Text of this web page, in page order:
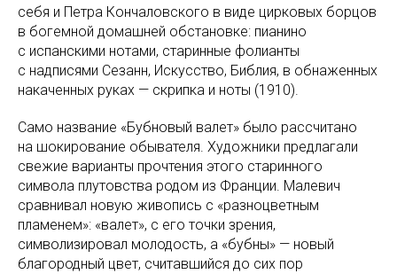
себя и Петра Кончаловского в виде цирковых борцов
в богемной домашней обстановке: пианино
с испанскими нотами, старинные фолианты
с надписями Сезанн, Искусство, Библия, в обнаженных
накаченных руках — скрипка и ноты (1910).
Само название «Бубновый валет» было рассчитано
на шокирование обывателя. Художники предлагали
свежие варианты прочтения этого старинного
символа плутовства родом из Франции. Малевич
сравнивал новую живопись с «разноцветным
пламенем»: «валет», с его точки зрения,
символизировал молодость, а «бубны» — новый
благородный цвет, считавшийся до сих пор